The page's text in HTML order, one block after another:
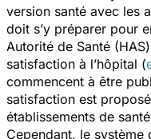
version santé avec les
doit s’y préparer pour
Autorité de Santé
satisfaction à l’hôpital (
commencent à être
satisfaction est
établissements de
Cependant, le